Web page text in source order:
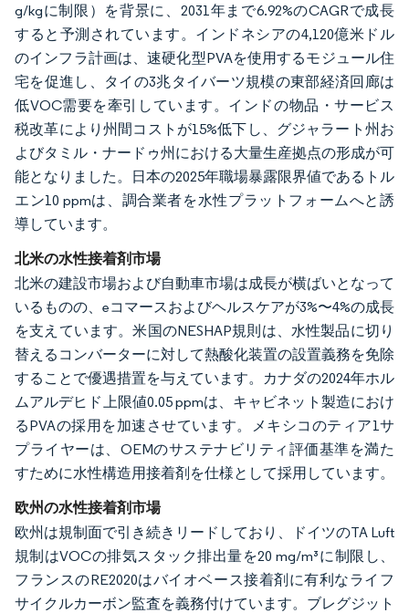
g/kgに制限）を背景に、2031年まで6.92%のCAGRで成長
すると予測されています。インドネシアの4,120億米ドル
のインフラ計画は、速硬化型PVAを使用するモジュール住
宅を促進し、タイの3兆タイバーツ規模の東部経済回廊は
低VOC需要を牽引しています。インドの物品・サービス
税改革により州間コストが15%低下し、グジャラート州お
よびタミル・ナードゥ州における大量生産拠点の形成が可
能となりました。日本の2025年職場暴露限界値であるトル
エン10 ppmは、調合業者を水性プラットフォームへと誘
導しています。
北米の水性接着剤市場
北米の建設市場および自動車市場は成長が横ばいとなって
いるものの、eコマースおよびヘルスケアが3%〜4%の成長
を支えています。米国のNESHAP規則は、水性製品に切り
替えるコンバーターに対して熱酸化装置の設置義務を免除
することで優遇措置を与えています。カナダの2024年ホル
ムアルデヒド上限値0.05 ppmは、キャビネット製造におけ
るPVAの採用を加速させています。メキシコのティア1サ
プライヤーは、OEMのサステナビリティ評価基準を満た
すために水性構造用接着剤を仕様として採用しています。
欧州の水性接着剤市場
欧州は規制面で引き続きリードしており、ドイツのTA Luft
規制はVOCの排気スタック排出量を20 mg/m³に制限し、
フランスのRE2020はバイオベース接着剤に有利なライフ
サイクルカーボン監査を義務付けています。ブレグジット